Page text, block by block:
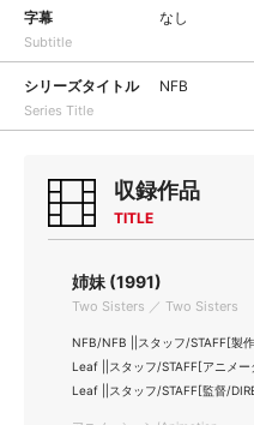
字幕
Subtitle
なし
シリーズタイトル
Series Title
NFB
収録作品
TITLE
姉妹 (1991)
Two Sisters ／ Two Sisters
NFB/NFB ||スタッフ/STAFF[製
Leaf ||スタッフ/STAFF[アニメ
Leaf ||スタッフ/STAFF[監督/